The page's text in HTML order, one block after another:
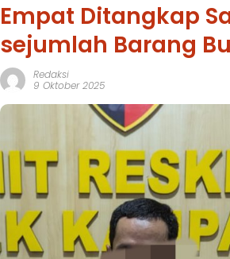
Empat Ditangkap
sejumlah Barang
Redaksi
9 Oktober 2025